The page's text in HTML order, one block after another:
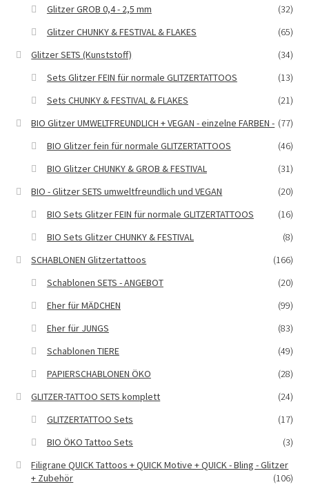
Glitzer GROB 0,4 - 2,5 mm
(32)
Glitzer CHUNKY & FESTIVAL & FLAKES
(65)
Glitzer SETS (Kunststoff)
(34)
Sets Glitzer FEIN für normale GLITZERTATTOOS
(13)
Sets CHUNKY & FESTIVAL & FLAKES
(21)
BIO Glitzer UMWELTFREUNDLICH + VEGAN - einzelne FARBEN - (77)
BIO Glitzer fein für normale GLITZERTATTOOS
(46)
BIO Glitzer CHUNKY & GROB & FESTIVAL
(31)
BIO - Glitzer SETS umweltfreundlich und VEGAN
(20)
BIO Sets Glitzer FEIN für normale GLITZERTATTOOS
(16)
BIO Sets Glitzer CHUNKY & FESTIVAL
(8)
SCHABLONEN Glitzertattoos
(166)
Schablonen SETS - ANGEBOT
(20)
Eher für MÄDCHEN
(99)
Eher für JUNGS
(83)
Schablonen TIERE
(49)
PAPIERSCHABLONEN ÖKO
(28)
GLITZER-TATTOO SETS komplett
(24)
GLITZERTATTOO Sets
(17)
BIO ÖKO Tattoo Sets
(3)
Filigrane QUICK Tattoos + QUICK Motive + QUICK - Bling - Glitzer
+ Zubehör
(106)